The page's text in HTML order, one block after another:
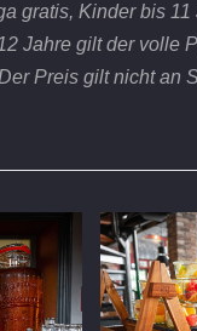
gratis, Kinder bis
Jahre gilt der volle
Preis gilt nicht an